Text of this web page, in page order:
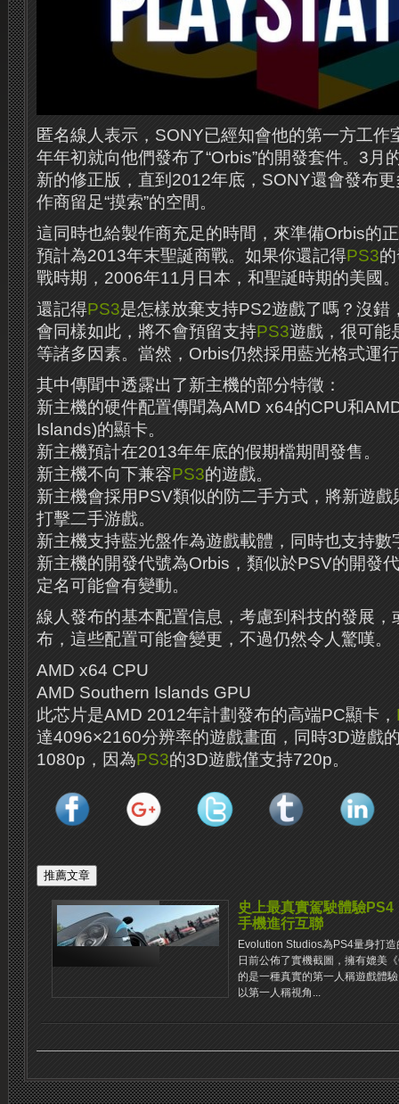
匿名線人表示，SONY已經知會他的第一方工作
年年初就向他們發布了“Orbis”的開發套件。3月
新的修正版，直到2012年底，SONY還會發布
作商留足“摸索”的空間。
這同時也給製作商充足的時間，來準備Orbis的
預計為2013年末聖誕商戰。如果你還記得PS3
戰時期，2006年11月日本，和聖誕時期的美國。
還記得PS3是怎樣放棄支持PS2遊戲了嗎？沒錯
會同樣如此，將不會預留支持PS3遊戲，很可能
等諸多因素。當然，Orbis仍然採用藍光格式運
其中傳聞中透露出了新主機的部分特徵：
新主機的硬件配置傳聞為AMD x64的CPU和
Islands)的顯卡。
新主機預計在2013年年底的假期檔期間發售。
新主機不向下兼容PS3的遊戲。
新主機會採用PSV類似的防二手方式，將新遊
打擊二手游戲。
新主機支持藍光盤作為遊戲載體，同時也支持數
新主機的開發代號為Orbis，類似於PSV的開發
定名可能會有變動。
線人發布的基本配置信息，考慮到科技的發展，
布，這些配置可能會變更，不過仍然令人驚嘆。
AMD x64 CPU
AMD Southern Islands GPU
此芯片是AMD 2012年計劃發布的高端PC顯卡，
達4096×2160分辨率的遊戲畫面，同時3D遊戲
1080p，因為PS3的3D遊戲僅支持720p。
史上最真實駕駛體驗
手機進行互聯
Evolution Studios為PS4量身打
日前公佈了實機截圖，擁有媲美
的是一種真實的第一人稱遊戲體
以第一人稱視角...